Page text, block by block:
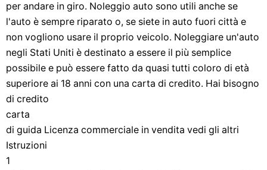
per andare in giro. Noleggio auto sono utili anche se
l'auto è sempre riparato o, se siete in auto fuori città e
non vogliono usare il proprio veicolo. Noleggiare un'auto
negli Stati Uniti è destinato a essere il più semplice
possibile e può essere fatto da quasi tutti coloro di età
superiore ai 18 anni con una carta di credito. Hai bisogno
di credito
carta
di guida Licenza commerciale in vendita vedi gli altri
Istruzioni
1